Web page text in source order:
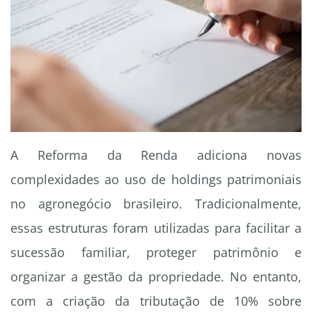
A Reforma da Renda adiciona novas
complexidades ao uso de holdings patrimoniais
no agronegócio brasileiro. Tradicionalmente,
essas estruturas foram utilizadas para facilitar a
sucessão familiar, proteger patrimônio e
organizar a gestão da propriedade. No entanto,
com a criação da tributação de 10% sobre